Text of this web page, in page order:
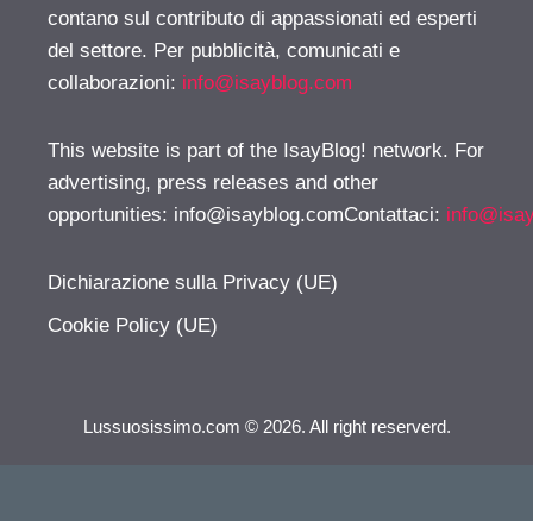
contano sul contributo di appassionati ed esperti
del settore. Per pubblicità, comunicati e
collaborazioni: info@isayblog.com
This website is part of the IsayBlog! network. For
advertising, press releases and other
opportunities: info@isayblog.comContattaci:
Dichiarazione sulla Privacy (UE)
Cookie Policy (UE)
Lussuosissimo.com © 2026. All right reserverd.